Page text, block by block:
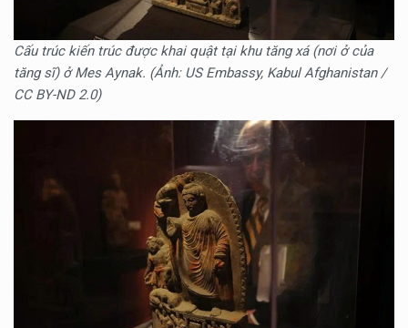
Cấu trúc kiến trúc được khai quật tại khu tăng xá (nơi ở của
tăng sĩ) ở Mes Aynak. (Ảnh: US Embassy, Kabul Afghanistan /
CC BY-ND 2.0)